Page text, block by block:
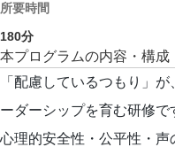
所要時間
180分
本プログラムの内容・構成
「配慮しているつもり」
ーダーシップを育む研修で
心理的安全性・公平性・声